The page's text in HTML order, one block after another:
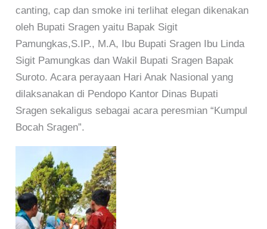
canting, cap dan smoke ini terlihat elegan dikenakan
oleh Bupati Sragen yaitu Bapak Sigit
Pamungkas,S.IP., M.A, Ibu Bupati Sragen Ibu Linda
Sigit Pamungkas dan Wakil Bupati Sragen Bapak
Suroto. Acara perayaan Hari Anak Nasional yang
dilaksanakan di Pendopo Kantor Dinas Bupati
Sragen sekaligus sebagai acara peresmian “Kumpul
Bocah Sragen”.